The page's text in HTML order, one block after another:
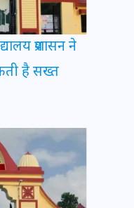
प्रशासन ने
है सख्त